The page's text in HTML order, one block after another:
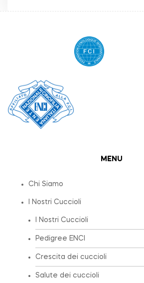
MENU
Chi Siamo
I Nostri Cuccioli
I Nostri Cuccioli
Pedigree ENCI
Crescita dei cuccioli
Salute dei cuccioli